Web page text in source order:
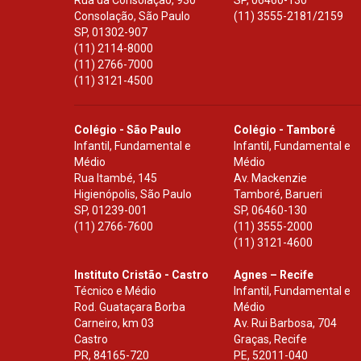
Consolação, São Paulo
SP, 01302-907
(11) 2114-8000
(11) 2766-7000
(11) 3121-4500
(11) 3555-2181/2159
Colégio - São Paulo
Infantil, Fundamental e
Médio
Rua Itambé, 145
Higienópolis, São Paulo
SP, 01239-001
(11) 2766-7600
Colégio - Tamboré
Infantil, Fundamental e
Médio
Av. Mackenzie
Tamboré, Barueri
SP,06460-130
(11) 3555-2000
(11) 3121-4600
Instituto Cristão - Castro
Técnico e Médio
Rod. Guataçara Borba
Carneiro, km 03
Castro
PR, 84165-720
Agnes – Recife
Infantil, Fundamental e
Médio
Av. Rui Barbosa, 704
Graças, Recife
PE, 52011-040